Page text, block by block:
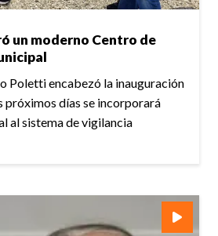
un moderno Centro de
Poletti encabezó la inauguración
próximos días se incorporará
al sistema de vigilancia